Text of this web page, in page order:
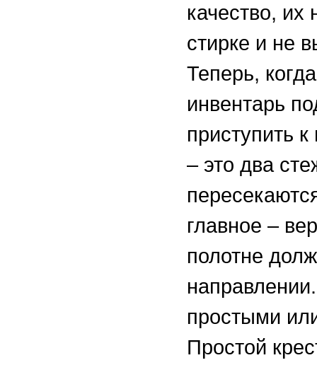
качество, их
стирке и не
Теперь,
инвентарь
приступить
– это два
главное –
полотне
простыми
Простой